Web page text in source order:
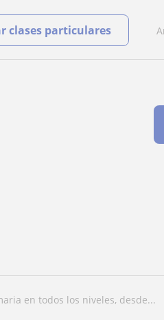
clases particulares
en todos los niveles, desde...